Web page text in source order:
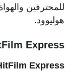
للمحترفين
هوليوود.
Express
Express